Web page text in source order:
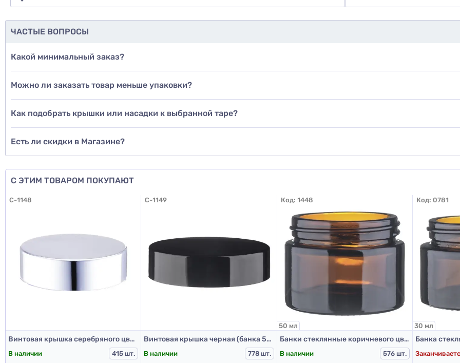
ЧАСТЫЕ ВОПРОСЫ
Какой минимальный заказ?
Можно ли заказать товар меньше упаковки?
Как подобрать крышки или насадки к выбранной таре?
Есть ли скидки в Магазине?
С ЭТИМ ТОВАРОМ ПОКУПАЮТ
C-1148
Винтовая крышка серебряного цвета (банка 50 мл и 60 мл)
В наличии 415 шт.
C-1149
Винтовая крышка черная (банка 50 мл и 60 мл)
В наличии 778 шт.
Код: 1448
50 мл
Банки стеклянные коричневого цвета для Л-П 50 мл.
В наличии 576 шт.
Код:0781
30 мл